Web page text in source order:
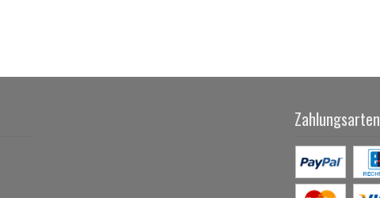
Zahlungsarten